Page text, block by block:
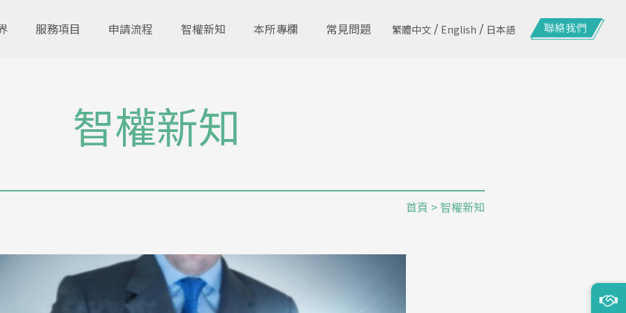
服務項目 申請流程 智權新知 本所專欄 常見問題 繁體中文 / English / 日本語
智權新知
首頁 > 智權新知